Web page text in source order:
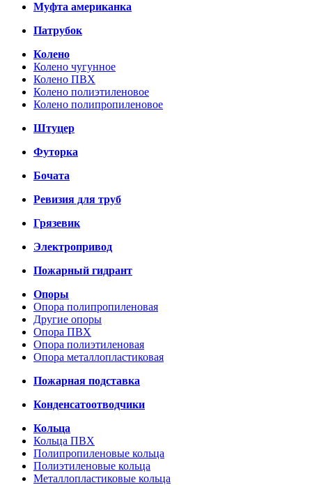
Муфта американка
Патрубок
Колено
Колено чугунное
Колено ПВХ
Колено полиэтиленовое
Колено полипропиленовое
Штуцер
Футорка
Бочата
Ревизия для труб
Грязевик
Электропривод
Пожарный гидрант
Опоры
Опора полипропиленовая
Другие опоры
Опора ПВХ
Опора полиэтиленовая
Опора металлопластиковая
Пожарная подставка
Конденсатоотводчики
Кольца
Кольца ПВХ
Полипропиленовые кольца
Полиэтиленовые кольца
Металлопластиковые кольца